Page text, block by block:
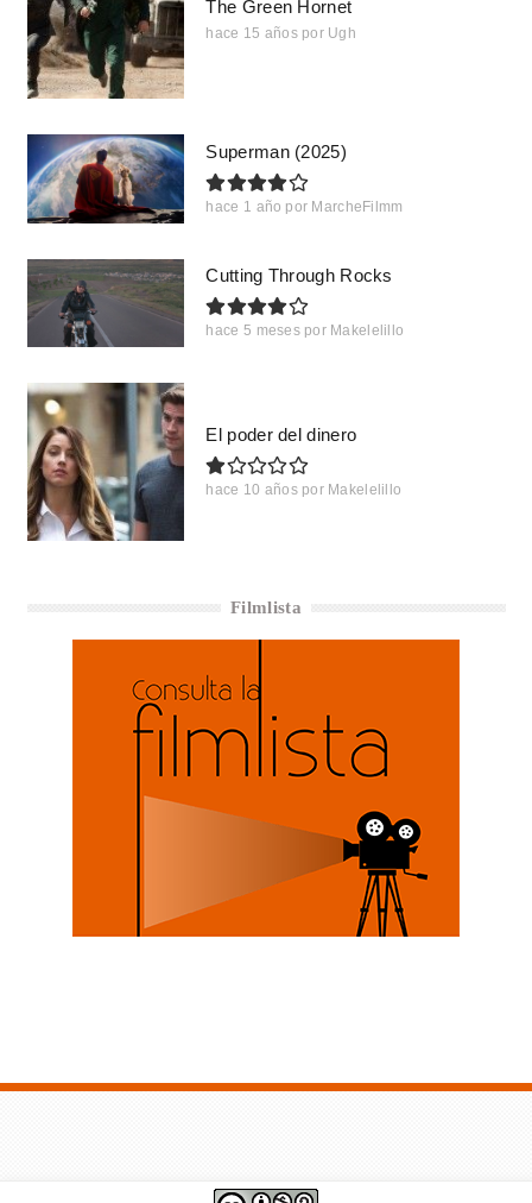
The Green Hornet
hace 15 años por Ugh
Superman (2025)
hace 1 año por MarcheFilmm
Cutting Through Rocks
hace 5 meses por Makelelillo
El poder del dinero
hace 10 años por Makelelillo
Filmlista